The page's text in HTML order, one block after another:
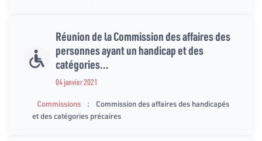
Réunion de la Commission des affaires des
personnes ayant un handicap et des
catégories...
04 janvier 2021
Commissions :
Commission des affaires des handicapés
et des catégories précaires